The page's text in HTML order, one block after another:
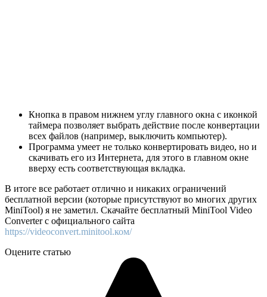
Кнопка в правом нижнем углу главного окна с иконкой
таймера позволяет выбрать действие после конвертации
всех файлов (например, выключить компьютер).
Программа умеет не только конвертировать видео, но и
скачивать его из Интернета, для этого в главном окне
вверху есть соответствующая вкладка.
В итоге все работает отлично и никаких ограничений
бесплатной версии (которые присутствуют во многих других
MiniTool) я не заметил. Скачайте бесплатный MiniTool Video
Converter с официального сайта
https://videoconvert.minitool.ком/
Оцените статью